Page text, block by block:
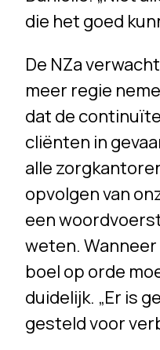
die het goed
De NZa
meer regie
dat de
cliënten in
alle
opvolgen van
een
weten.
boel op orde
duidelijk. „Er is
gesteld voor